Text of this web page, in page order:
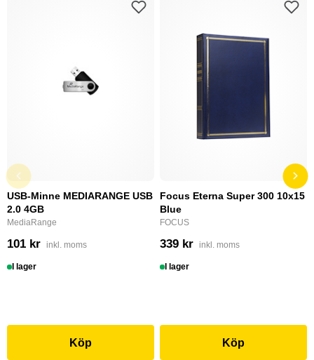
USB-Minne MEDIARANGE USB
2.0 4GB
MediaRange
101 kr inkl. moms
I lager
Köp
Focus Eterna Super 300 10x15
Blue
FOCUS
339 kr inkl. moms
I lager
Köp